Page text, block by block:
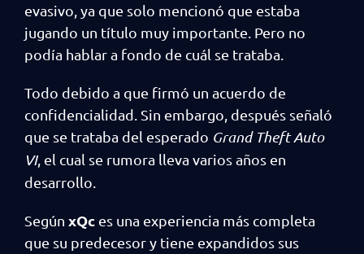
evasivo, ya que solo mencionó que estaba
jugando un título muy importante. Pero no
podía hablar a fondo de cuál se trataba.
Todo debido a que firmó un acuerdo de
confidencialidad. Sin embargo, después señaló
que se trataba del esperado Grand Theft Auto
VI, el cual se rumora lleva varios años en
desarrollo.
Según xQc es una experiencia más completa
que su predecesor y tiene expandidos sus